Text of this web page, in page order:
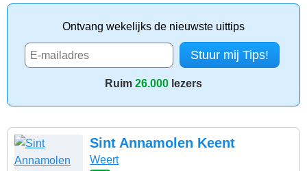
Ontvang wekelijks de nieuwste uittips
Ruim 26.000 lezers
Sint Annamolen Keent
Weert